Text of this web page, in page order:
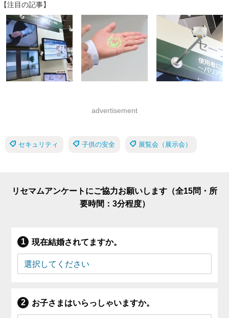
【注目の記事】
advertisement
セキュリティ 子供の安全 展覧会（展示会）
リセマムアンケートにご協力お願いします（全15問・所
要時間：3分程度）
現在結婚されてますか。
お子さまはいらっしゃいますか。